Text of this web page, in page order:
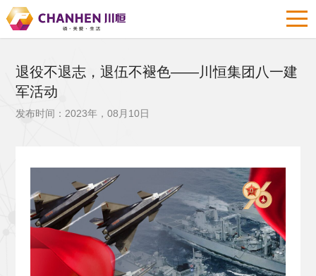
退役不退志，退伍不褪色——川恒集团八一建
军活动
发布时间：2023年，08月10日